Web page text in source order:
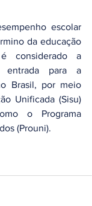
escolar
da educação
considerado a
entrada para a
Brasil, por meio
Unificada (Sisu)
o Programa
(Prouni).